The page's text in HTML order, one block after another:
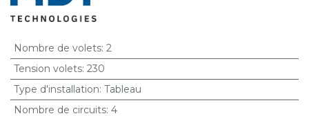
Nombre de volets: 2
Tension volets: 230
Type d'installation: Tableau
Nombre de circuits: 4